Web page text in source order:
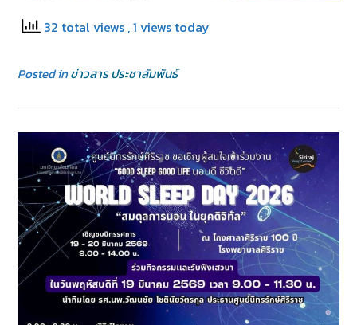
32 total views , 1 views today
Posted inข่าวสาร ประชาสัมพันธ์